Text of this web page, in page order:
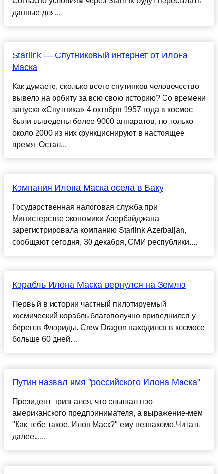
данные для...
Starlink — Спутниковый интернет от Илона
Маска
Как думаете, сколько всего спутинков человечество
вывело на орбиту за всю свою историю? Со времени
запуска «Спутника» 4 октября 1957 года в космос
были выведены более 9000 аппаратов, но только
около 2000 из них функционируют в настоящее
время. Остал...
Компания Илона Маска осела в Баку
Государственная налоговая служба при
Министерстве экономики Азербайджана
зарегистрировала компанию Starlink Azerbaijan,
сообщают сегодня, 30 декабря, СМИ республики....
Корабль Илона Маска вернулся на Землю
Первый в истории частный пилотируемый
космический корабль благополучно приводнился у
берегов Флориды. Crew Dragon находился в космосе
больше 60 дней....
Путин назвал имя "российского Илона Маска"
Президент признался, что слышал про
американского предпринимателя, а выражение-мем
"Как тебе такое, Илон Маск?" ему незнакомо.Читать
далее......